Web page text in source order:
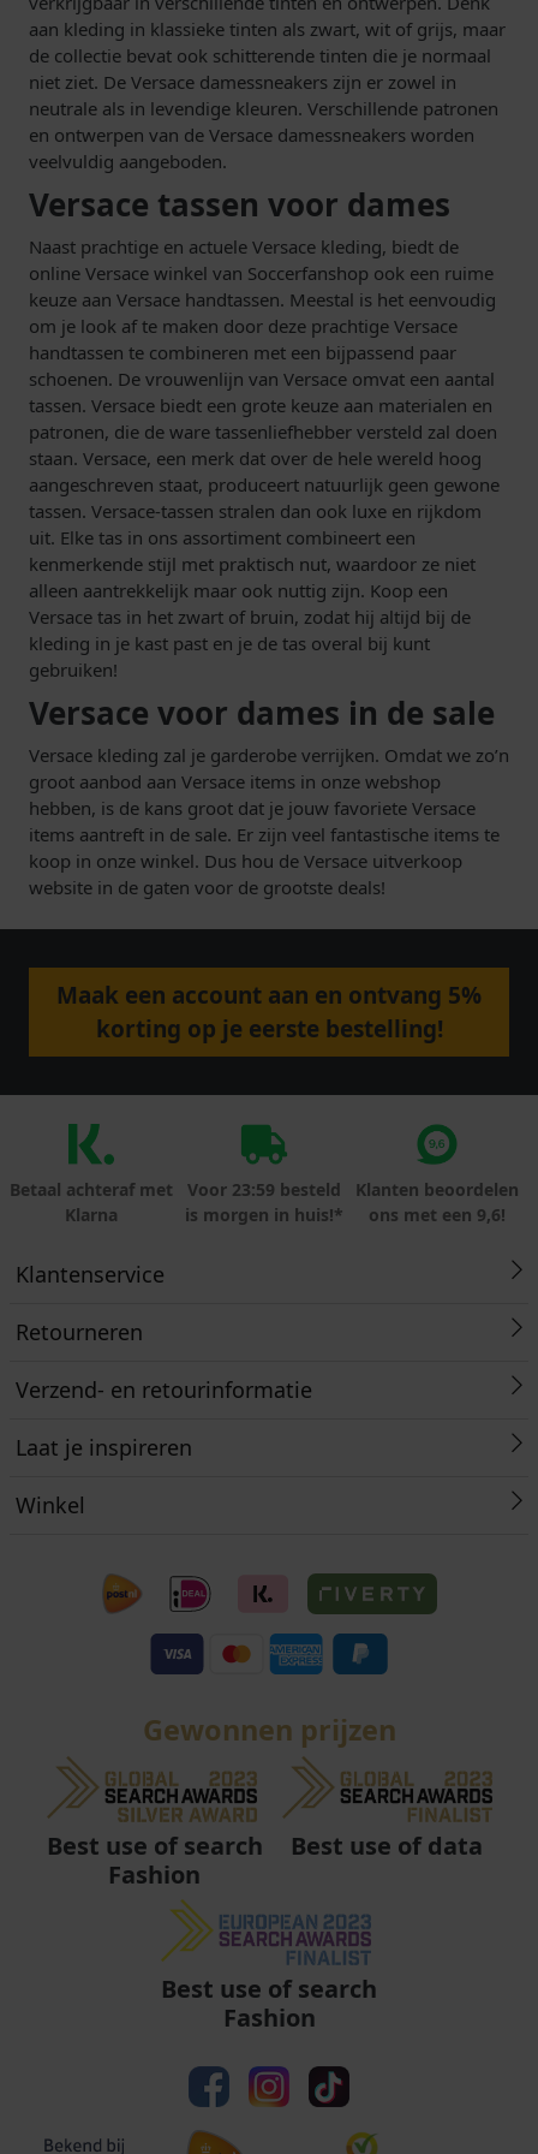
aan kleding in klassieke tinten als zwart, wit of grijs, maar
de collectie bevat ook schitterende tinten die je normaal
niet ziet. De Versace damessneakers zijn er zowel in
neutrale als in levendige kleuren. Verschillende patronen
en ontwerpen van de Versace damessneakers worden
veelvuldig aangeboden.
Versace tassen voor dames
Naast prachtige en actuele Versace kleding, biedt de
online Versace winkel van Soccerfanshop ook een ruime
keuze aan Versace handtassen. Meestal is het eenvoudig
om je look af te maken door deze prachtige Versace
handtassen te combineren met een bijpassend paar
schoenen. De vrouwenlijn van Versace omvat een aantal
tassen. Versace biedt een grote keuze aan materialen en
patronen, die de ware tassenliefhebber versteld zal doen
staan. Versace, een merk dat over de hele wereld hoog
aangeschreven staat, produceert natuurlijk geen gewone
tassen. Versace-tassen stralen dan ook luxe en rijkdom
uit. Elke tas in ons assortiment combineert een
kenmerkende stijl met praktisch nut, waardoor ze niet
alleen aantrekkelijk maar ook nuttig zijn. Koop een
Versace tas in het zwart of bruin, zodat hij altijd bij de
kleding in je kast past en je de tas overal bij kunt
gebruiken!
Versace voor dames in de sale
Versace kleding zal je garderobe verrijken. Omdat we zo’n
groot aanbod aan Versace items in onze webshop
hebben, is de kans groot dat je jouw favoriete Versace
items aantreft in de sale. Er zijn veel fantastische items te
koop in onze winkel. Dus hou de Versace uitverkoop
website in de gaten voor de grootste deals!
Maak een account aan en ontvang 5%
korting op je eerste bestelling!
Betaal achteraf met
Klarna
Voor 23:59 besteld
is morgen in huis!*
Klanten beoordelen
ons met een 9,6!
Klantenservice
Retourneren
Verzend- en retourinformatie
Laat je inspireren
Winkel
Gewonnen prijzen
Best use of search
Fashion
Best use of data
Best use of search
Fashion